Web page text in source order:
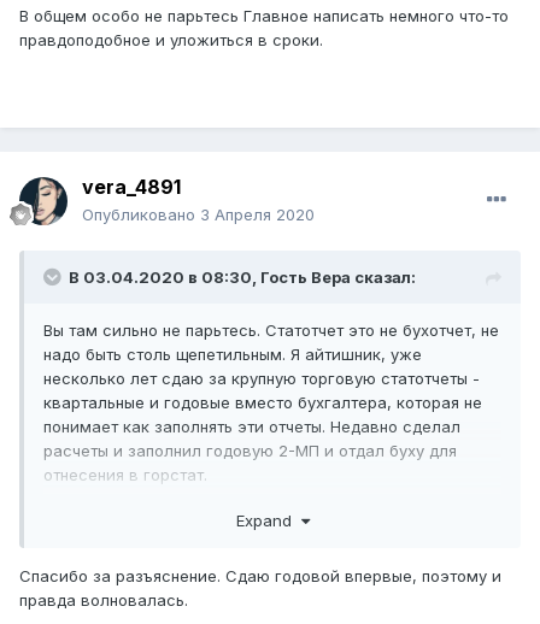
В общем особо не парьтесь Главное написать немного что-то
правдоподобное и уложиться в сроки.
vera_4891
Опубликовано 3 Апреля 2020
В 03.04.2020 в 08:30, Гость Вера сказал:
Вы там сильно не парьтесь. Статотчет это не бухотчет, не
надо быть столь щепетильным. Я айтишник, уже
несколько лет сдаю за крупную торговую статотчеты -
квартальные и годовые вместо бухгалтера, которая не
понимает как заполнять эти отчеты. Недавно сделал
расчеты и заполнил годовую 2-МП и отдал буху для
отнесения в горстат.
По-моему опыту, статисты не понимают бухучет совсем.
строк в их статформе Правила АЛК написаны в
инструкции. Они только на свой АЛК смотрят. Эти
Expand
Спасибо за разъяснение. Сдаю годовой впервые, поэтому и
правда волновалась.